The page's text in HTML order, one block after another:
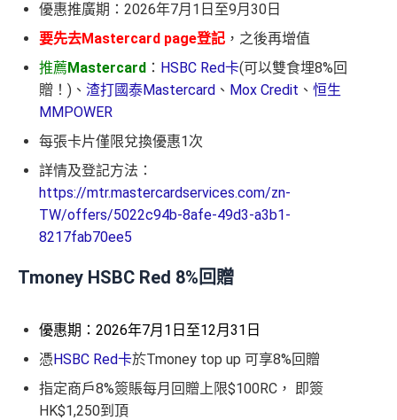
優惠推廣期：2026年7月1日至9月30日
要先去Mastercard page登記 ，之後再增值
推薦 Mastercard ： HSBC Red卡(可以雙食埋8%回
贈！)、 渣打國泰Mastercard 、 Mox Credit 、 恒生
MMPOWER
每張卡片僅限兌換優惠1次
詳情及登記方法：
https://mtr.mastercardservices.com/zn-
TW/offers/5022c94b-8afe-49d3-a3b1-
8217fab70ee5
Tmoney HSBC Red 8%回贈
優惠期：2026年7月1日至12月31日
憑HSBC Red卡於Tmoney top up 可享8%回贈
指定商戶8%簽賬每月回贈上限$100RC， 即簽
HK$1,250到頂